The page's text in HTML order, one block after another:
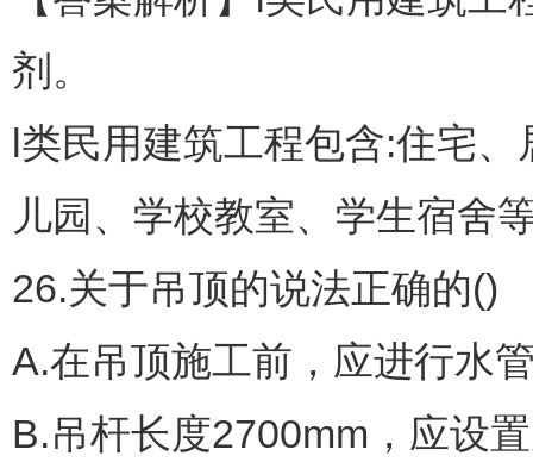
剂。
l类民用建筑工程包含:住宅
儿园、学校教室、学生宿舍
26.关于吊顶的说法正确的()
A.在吊顶施工前，应进行水
B.吊杆长度2700mm，应设